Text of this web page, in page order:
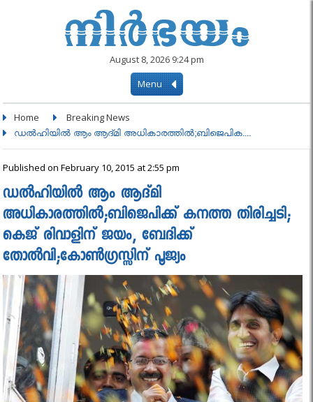
August 8, 2026 9:24 pm
Menu
Home Breaking News
ഡല്‍ഹിയില്‍ ആം ആദ്മി അധികാരത്തിൽ;ബിജെപിക....
Published on February 10, 2015 at 2:55 pm
ഡല്‍ഹിയില്‍ ആം ആദ്മി
അധികാരത്തിൽ;ബിജെപിക്ക് കനത്ത തിരിച്ചടി;
കെജ് രിവാളിന് ജയം, ബേദിക്ക്
തോല്‍വി;കോണ്‍ഗ്രസ്സിന് പൂജ്യം